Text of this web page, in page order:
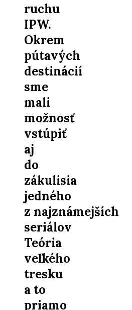
ruchu
IPW.
Okrem
pútavých
destinácií
sme
mali
možnosť
vstúpiť
aj
do
zákulisia
jedného
z najznámejších
seriálov
Teória
veľkého
tresku
a to
priamo